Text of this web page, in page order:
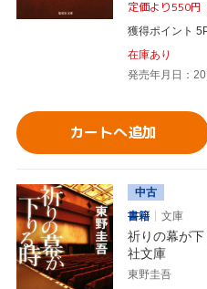
定価より550円
獲得ポイント
在庫あり
発売年月日：
カートへ追加
中古
書籍
文庫
祈りの幕が
社文庫
東野圭吾